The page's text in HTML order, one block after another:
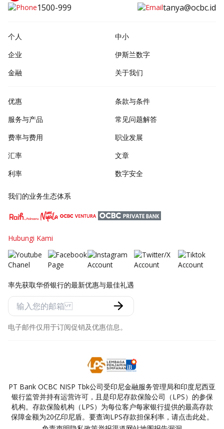
1500-999 tanya@ocbc.id
个人
中小
企业
伊斯兰数字
金融
关于我们
优惠
服务与产品
费率与费用
汇率
利率
条款与条件
常见问题解答
职业发展
文章
数字安全
我们的业务生态体系
Hubungi Kami
率先获取华侨银行的最新优惠与最佳礼遇
电子邮件仅用于订阅促销及优惠信息。
PT Bank OCBC NISP Tbk公司受印尼金融服务管理局和印度尼西亚
银行监管并持有运营许可，且是印尼存款保险公司（LPS）的参保
机构。存款保险机构（LPS）为每位客户每家银行提供的最高存款
保障金额为20亿印尼盾。要查询LPS存款担保利率，请点击此处。